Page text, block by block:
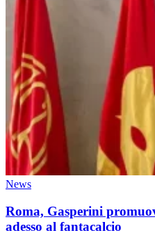
News
Roma, Gasperini
adesso al fantacalcio